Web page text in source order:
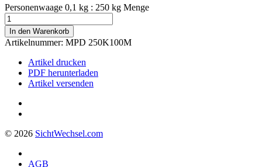
Personenwaage 0,1 kg : 250 kg Menge
In den Warenkorb
Artikelnummer: MPD 250K100M
Artikel drucken
PDF herunterladen
Artikel versenden
© 2026 SichtWechsel.com
AGB